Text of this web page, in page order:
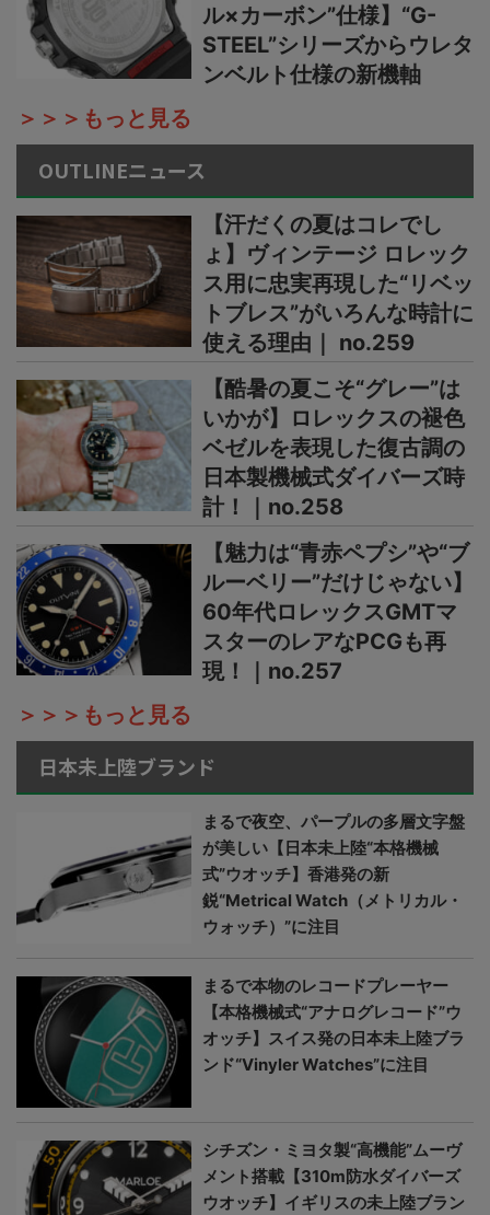
ル×カーボン”仕様】“G-
STEEL”シリーズからウレタ
ンベルト仕様の新機軸
＞＞＞もっと見る
OUTLINEニュース
【汗だくの夏はコレでし
ょ】ヴィンテージ ロレック
ス用に忠実再現した“リベッ
トブレス”がいろんな時計に
使える理由｜ no.259
【酷暑の夏こそ“グレー”は
いかが】ロレックスの褪色
ベゼルを表現した復古調の
日本製機械式ダイバーズ時
計！｜no.258
【魅力は“青赤ペプシ”や“ブ
ルーベリー”だけじゃない】
60年代ロレックスGMTマ
スターのレアなPCGも再
現！｜no.257
＞＞＞もっと見る
日本未上陸ブランド
まるで夜空、パープルの多層文字盤
が美しい【日本未上陸“本格機械
式”ウオッチ】香港発の新
鋭“Metrical Watch（メトリカル・
ウォッチ）”に注目
まるで本物のレコードプレーヤー
【本格機械式“アナログレコード”ウ
オッチ】スイス発の日本未上陸ブラ
ンド“Vinyler Watches”に注目
シチズン・ミヨタ製“高機能”ムーヴ
メント搭載【310m防水ダイバーズ
ウオッチ】イギリスの未上陸ブラン